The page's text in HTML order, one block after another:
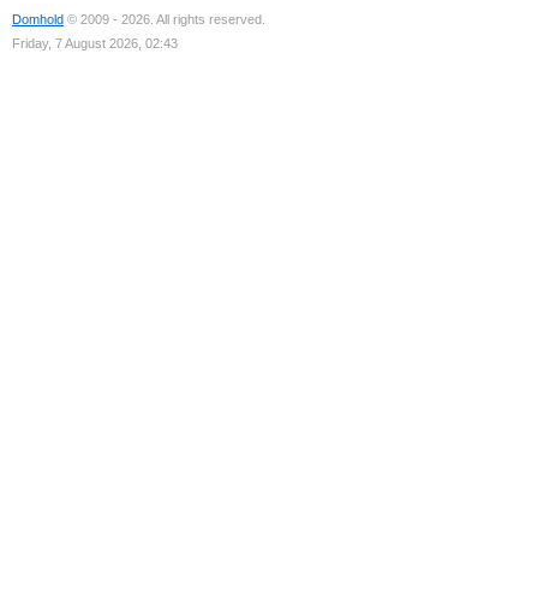
Domhold © 2009 - 2026. All rights reserved.
Friday, 7 August 2026, 02:43